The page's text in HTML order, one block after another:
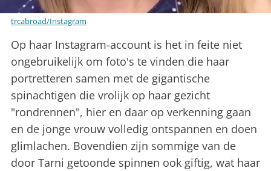
trcabroad/Instagram
Op haar Instagram-account is het in feite niet
ongebruikelijk om foto's te vinden die haar
portretteren samen met de gigantische
spinachtigen die vrolijk op haar gezicht
"rondrennen", hier en daar op verkenning gaan
en de jonge vrouw volledig ontspannen en doen
glimlachen. Bovendien zijn sommige van de
door Tarni getoonde spinnen ook giftig, wat haar